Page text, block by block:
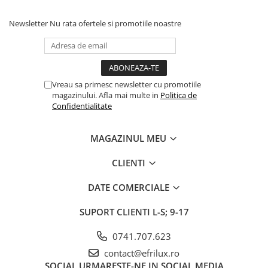
Lumina neutră:
Ideală pentru o atmosferă naturală și
echilibrată.
Decorează-ți spațiul cu stil:
Design elegant și minimalist:Se integrează perfect în orice
Două culori disponibile:Alb și negru.
Economisește bani și energie:
Eficiență energetică ridicată:Reduce semnificativ costurile
de energie electrică.
Comandă acum Spotul LED Patrat Aplicat Doua Culori și
Newsletter Nu rata ofertele si promotiile noastre
Vreau sa primesc newsletter cu promotiile
magazinului. Afla mai multe in Politica de
Confidentialitate
MAGAZINUL MEU
CLIENTI
DATE COMERCIALE
SUPORT CLIENTI L-S; 9-17
0741.707.623
contact@efrilux.ro
SOCIAL URMARESTE-NE IN SOCIAL MEDIA